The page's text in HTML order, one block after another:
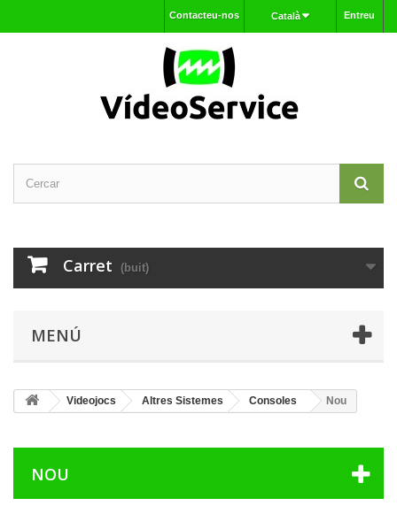
Entreu
Català
Contacteu-nos
Carret (buit)
MENÚ
Videojocs Altres Sistemes Consoles Nou
NOU